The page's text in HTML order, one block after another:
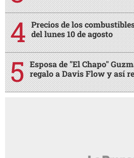
Precios de los
del lunes 10 de agosto
Esposa de "El Chapo"
regalo a Davis Flow y así